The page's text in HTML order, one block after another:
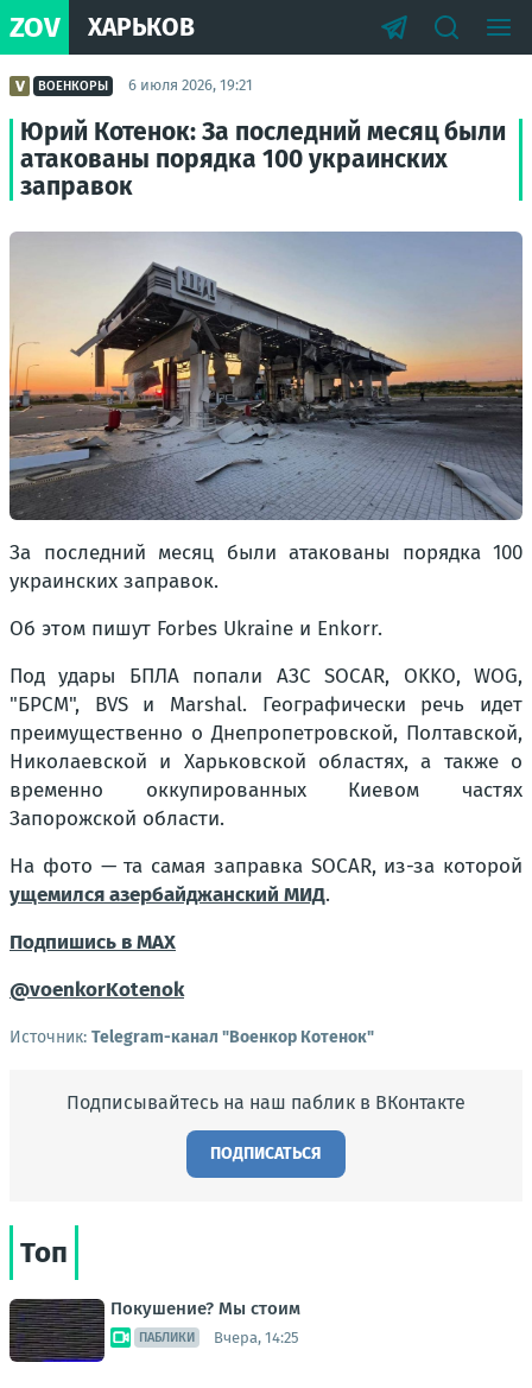
ZOV ХАРЬКОВ
ВОЕНКОРЫ 6 июля 2026, 19:21
Юрий Котенок: За последний месяц были
атакованы порядка 100 украинских
заправок
За последний месяц были атакованы порядка 100
украинских заправок.
Об этом пишут Forbes Ukraine и Enkorr.
Под удары БПЛА попали АЗС SOCAR, OKKO, WOG,
"БРСМ", BVS и Marshal. Географически речь идет
преимущественно о Днепропетровской, Полтавской,
Николаевской и Харьковской областях, а также о
временно оккупированных Киевом частях
Запорожской области.
На фото — та самая заправка SOCAR, из-за которой
ущемился азербайджанский МИД.
Подпишись в MAX
@voenkorKotenok
Источник: Telegram-канал "Военкор Котенок"
Подписывайтесь на наш паблик в ВКонтакте
ПОДПИСАТЬСЯ
Топ
Покушение? Мы стоим
ПАБЛИКИ Вчера, 14:25